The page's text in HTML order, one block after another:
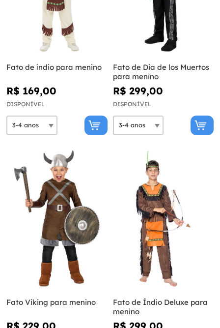
Fato de índio para menino
R$ 169,00
DISPONÍVEL
Fato de Dia de los Muertos
para menino
R$ 299,00
DISPONÍVEL
Fato Viking para menino
Fato de Índio Deluxe para
menino